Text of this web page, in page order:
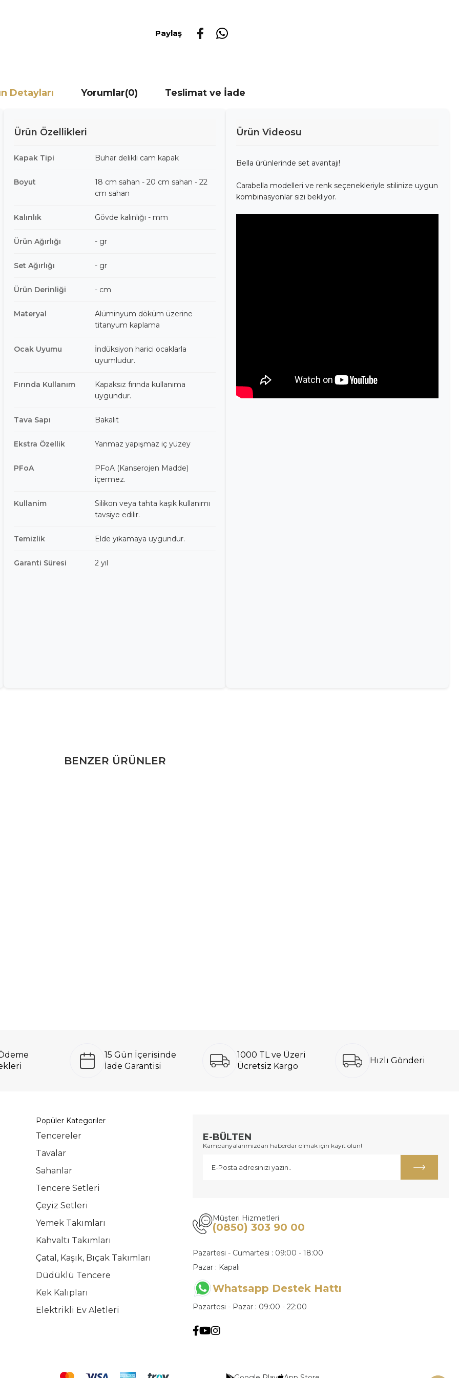
Paylaş
Detayları Yorumlar(0) Teslimat ve İade
Ürün Özellikleri
Kapak Tipi Buhar delikli cam kapak
Boyut
18 cm sahan - 20 cm sahan - 22
cm sahan
Kalınlık Gövde kalınlığı - mm
Ürün Ağırlığı - gr
Set Ağırlığı - gr
Ürün Derinliği - cm
Materyal
Alüminyum döküm üzerine
titanyum kaplama
Ocak Uyumu
İndüksiyon harici ocaklarla
uyumludur.
Fırında Kullanım
Kapaksız fırında kullanıma
uygundur.
Tava Sapı Bakalit
Ekstra Özellik Yanmaz yapışmaz iç yüzey
PFoA
PFoA (Kanserojen Madde)
içermez.
Kullanim
Silikon veya tahta kaşık kullanımı
tavsiye edilir.
Temizlik Elde yıkamaya uygundur.
Garanti Süresi 2 yıl
Ürün Videosu
Bella ürünlerinde set avantajı!
Carabella modelleri ve renk seçenekleriyle stilinize uygun
kombinasyonlar sizi bekliyor.
BENZER ÜRÜNLER
15 Gün İçerisinde
İade Garantisi
1000 TL ve Üzeri
Ücretsiz Kargo
Hızlı Gönderi
Popüler Kategoriler
Tencereler
Tavalar
Sahanlar
Tencere Setleri
Çeyiz Setleri
Yemek Takımları
Kahvaltı Takımları
Çatal, Kaşık, Bıçak Takımları
Düdüklü Tencere
Kek Kalıpları
Elektrikli Ev Aletleri
E-BÜLTEN
Kampanyalarımızdan haberdar olmak için kayıt olun!
Müşteri Hizmetleri
(0850) 303 90 00
Pazartesi - Cumartesi : 09:00 - 18:00
Pazar : Kapalı
Whatsapp Destek Hattı
Pazartesi - Pazar : 09:00 - 22:00